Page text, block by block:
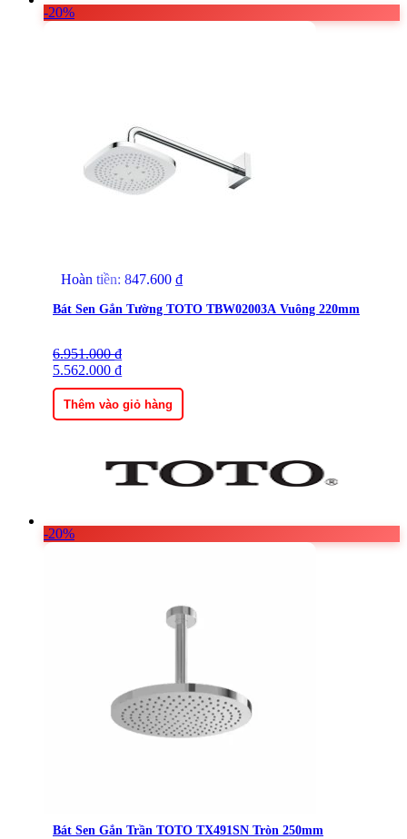
-20%
Hoàn tiền: 847.600 ₫
Bát Sen Gắn Tường TOTO TBW02003A Vuông 220mm
6.951.000₫
Giá
gốc
là:
6.951.000 ₫.
5.562.000 ₫
Giá
hiện
tại
là:
5.562.000 ₫.
Thêm vào giỏ hàng
-20%
Bát Sen Gắn Trần TOTO TX491SN Tròn 250mm